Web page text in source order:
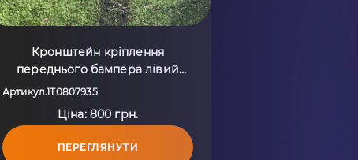
Кронштейн кріплення
переднього бампера лівий
Volkswagen Touran I (2003-2010)
Артикул:1T0807935
Ціна: 800 грн.
ПЕРЕГЛЯНУТИ